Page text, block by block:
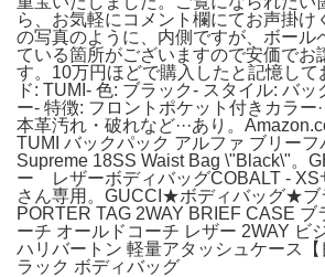
ら、お気軽にコメント欄にてお声掛け
の写真のように、内側ですが、ボール
ている箇所がございますので安価でお
す。10万円ほどで購入したと記憶して
ド: TUMI- 色: ブラック- スタイル: バ
ー- 特徴: フロントポケット付きカラー
本革汚れ・破れなど···あり。
TUMI バックパック アルファ ブリーフ
Supreme 18SS Waist Bag \"Black\"。
ー レザーボディバッグCOBALT - XS
さん専用。GUCCI★ボディバッグ★ブ
PORTER TAG 2WAY BRIEF CASE ブ
ーチ オールドコーチ レザー 2WAY ビ
ハリバートン 軽量アタッシュケース
ラック ボディバッグ